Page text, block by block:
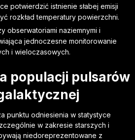
potwierdzić istnienie słabej emisji
rozkład temperatury powierzchni.
obserwatoriami naziemnymi i
jednoczesne monitorowanie
i wieloczasowych.
populacji pulsarów
punktu odniesienia w statystyce
w zakresie starszych i
niedoreprezentowane z